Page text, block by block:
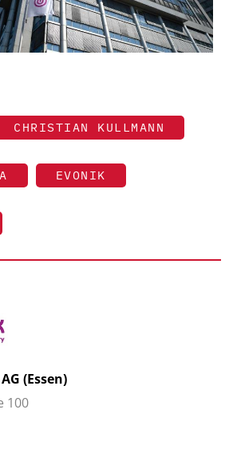
CHRISTIAN KULLMANN
EVONIK
(Essen)
100